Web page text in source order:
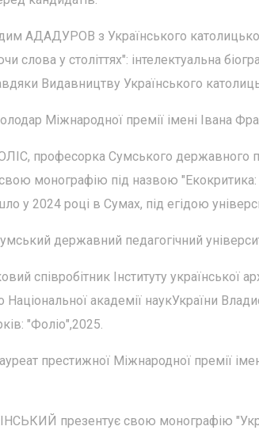
АДАДУРОВ з Українського
слова у століттях": інтелектуальна
Видавництву Українського
Міжнародної премії імені Івана
професорка Сумського державного
монографію під назвою "Екокритика:
у 2024 році в Сумах, під егідою
державний педагогічний
співробітник Інституту української
Національної академії наукУкраїни
"Фоліо",2025.
престижної Міжнародної премії
презентує свою монографію